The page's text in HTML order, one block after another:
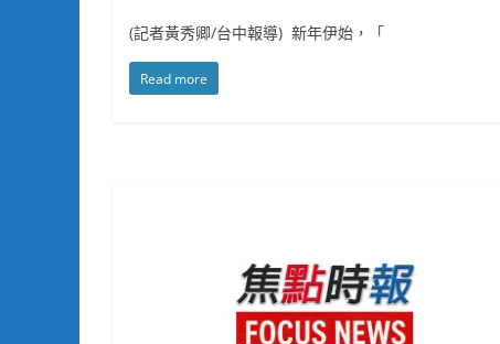
(記者黃秀卿/台中報導) 新年伊始，「
Read more